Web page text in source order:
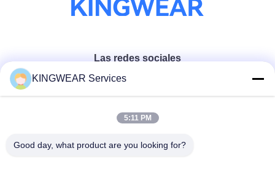
Las redes sociales
Contacto rápido
KINGWEAR Services
5:11 PM
Good day, what product are you looking for?